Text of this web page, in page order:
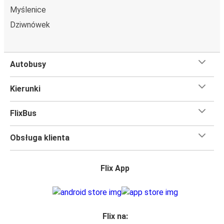
Lubin
Niechorze
Polkowice
Lubin
Myślenice
Myślenice
Dziwnówek
Autobusy
Kierunki
FlixBus
Obsługa klienta
Flix App
Flix na: